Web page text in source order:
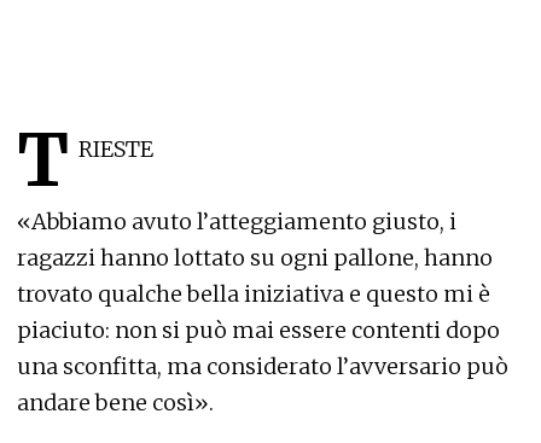
T RIESTE
«Abbiamo avuto l’atteggiamento giusto, i
ragazzi hanno lottato su ogni pallone, hanno
trovato qualche bella iniziativa e questo mi è
piaciuto: non si può mai essere contenti dopo
una sconfitta, ma considerato l’avversario può
andare bene così».